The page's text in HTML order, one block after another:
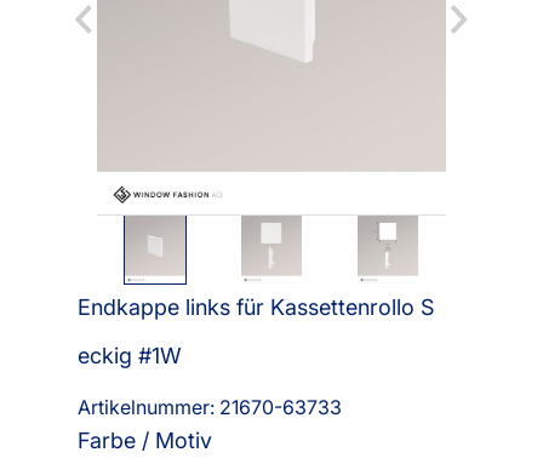
Endkappe links für Kassettenrollo S
eckig #1W
Artikelnummer: 21670-63733
Farbe / Motiv